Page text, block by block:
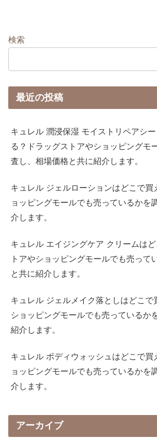
検索
最近の投稿
キュレル 潤浸保湿 モイストリペアシ
る？ドラッグストアやショッピングモ
査し、相場価格と共に紹介します。
キュレル ジェルローションはどこで
ョッピングモールでも売っているかを
介します。
キュレル エイジングケア クリームは
トアやショッピングモールでも売って
と共に紹介します。
キュレル ジェルメイク落としはどこ
ショッピングモールでも売っているか
紹介します。
キュレル ボディウォッシュはどこで
ョッピングモールでも売っているかを
介します。
アーカイブ